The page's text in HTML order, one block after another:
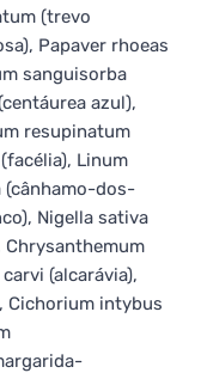
(trevo
Papaver rhoeas
sanguisorba
azul),
resupinatum
Linum
(cânhamo-dos-
Nigella sativa
(alcarávia),
Cichorium intybus